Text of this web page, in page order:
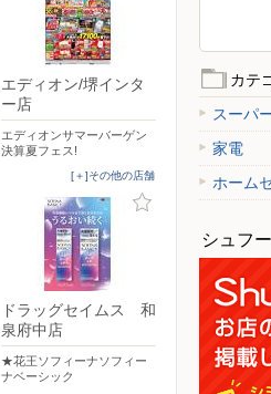
エディオン/堺インタ
ー店
エディオンサマーバーゲン
決算夏フェス!
[＋]その他の店舗
ドラッグセイムス 和
泉府中店
★花王ソフィーナソフィー
ナベーシック
カテ
スーパ
家電
ホーム
シュフ